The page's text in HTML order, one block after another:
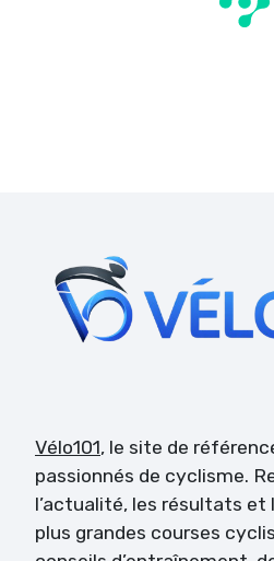
Vélo101, le site de
passionnés de cyclisme.
l’actualité, les résultats et
plus grandes courses